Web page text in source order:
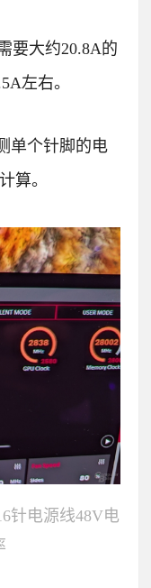
要大约20.8A的
左右。
单个针脚的电
算。
针电源线48V电